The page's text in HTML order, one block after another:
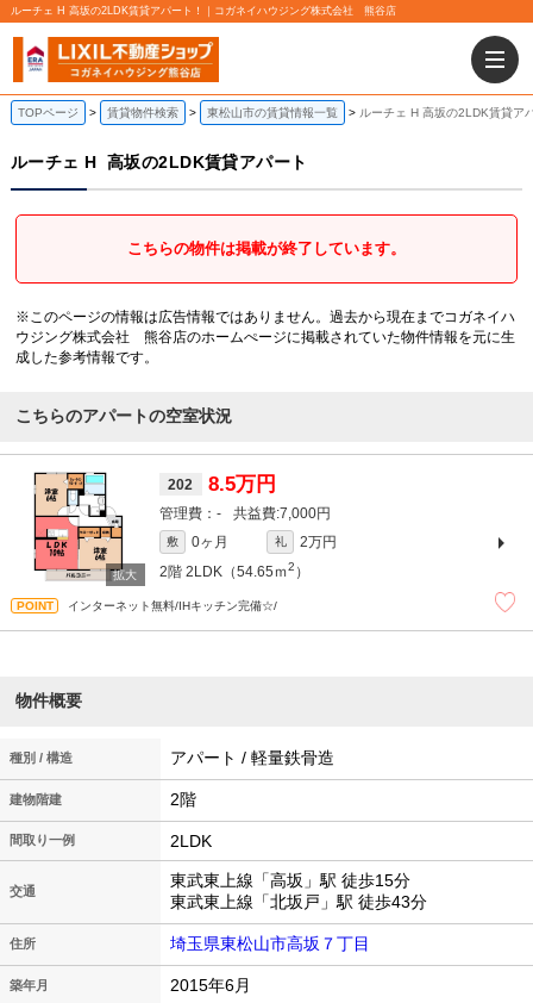
ルーチェ H 高坂の2LDK賃貸アパート！｜コガネイハウジング株式会社 熊谷店
TOPページ 賃貸物件検索 東松山市の賃貸情報一覧 ルーチェ H 高坂の2LDK賃貸ア
ルーチェ H 高坂の2LDK賃貸アパート
こちらの物件は掲載が終了しています。
※このページの情報は広告情報ではありません。過去から現在までコガネイハ
ウジング株式会社 熊谷店のホームぺージに掲載されていた物件情報を元に生
成した参考情報です。
こちらのアパートの空室状況
202 8.5万円
- 7,000円
敷 0ヶ月 礼
2万円
2階 2LDK（54.65ｍ2 ）
インターネット無料/IHキッチン完備☆/
物件概要
種別 / 構造 アパート / 軽量鉄骨造
建物階建 2階
間取り一例 2LDK
交通
東武東上線「高坂」駅 徒歩15分
東武東上線「北坂戸」駅 徒歩43分
住所 埼玉県東松山市高坂７丁目
築年月 2015年6月